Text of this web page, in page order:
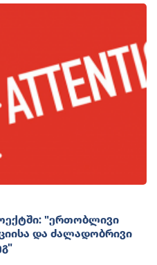
"ᲔᲠᲗᲝᲑᲚᲘᲕᲘ
ᲓᲐ ᲫᲐᲚᲐᲓᲝᲑᲠᲘᲕᲘ